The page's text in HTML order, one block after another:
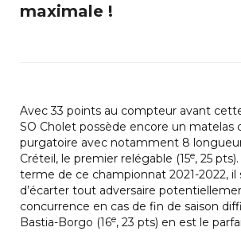
maximale !
Avec 33 points au compteur avant
SO Cholet possède encore un matelas
purgatoire avec notamment 8
Créteil, le premier relégable (15e, 25
terme de ce championnat 2021-2022, il
d’écarter tout adversaire
concurrence en cas de fin de saison
Bastia-Borgo (16e, 23 pts) en est le